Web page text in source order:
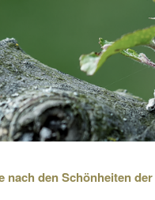
den Schönheiten